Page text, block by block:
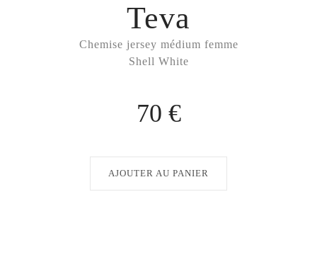
Chemise jersey médium femme
Shell White
Teva
70 €
AJOUTER AU PANIER